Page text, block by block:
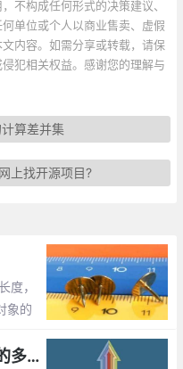
不构成任何形式的决策建议、
单位或个人以商业售卖、虚假
内容。如需分享或转载，请保
犯相关权益。感谢您的理解与
算差并集
上找开源项目?
度，
象的
JavaScript数组、对象合并的多种方法实现